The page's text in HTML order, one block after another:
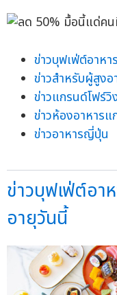
ข่าวบุฟเฟ่ต์อาหา
ข่าวสำหรับผู้สูงอ
ข่าวแกรนด์โฟร์วิ
ข่าวห้องอาหาร
ข่าวอาหารญี่ปุ่น
ข่าวบุฟเฟ่ต์อา
อายุวันนี้